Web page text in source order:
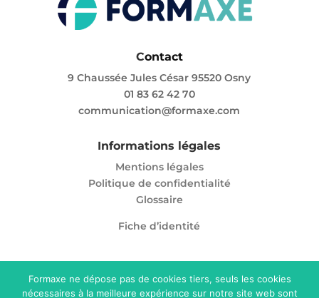
Contact
9 Chaussée Jules César 95520 Osny
01 83 62 42 70
communication@formaxe.com
Informations légales
Mentions légales
Politique de confidentialité
Glossaire
Fiche d’identité
Enregistré sous le numéro 11 95 05865 95. Cet
Formaxe ne dépose pas de cookies tiers, seuls les cookies
nécessaires à la meilleure expérience sur notre site web sont